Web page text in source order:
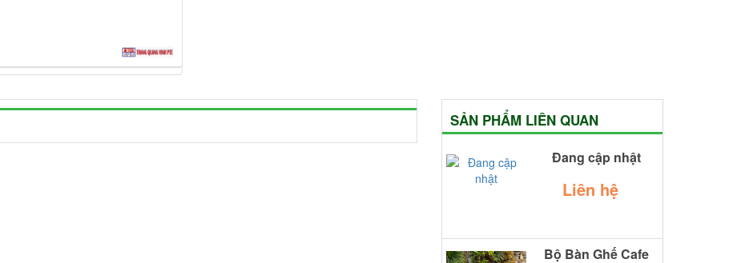
SẢN PHẨM LIÊN QUAN
Đang cập nhật
Liên hệ
Bộ Bàn Ghế Cafe